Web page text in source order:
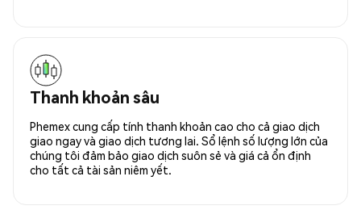
Thanh khoản sâu
Phemex cung cấp tính thanh khoản cao cho cả giao dịch
giao ngay và giao dịch tương lai. Sổ lệnh số lượng lớn của
chúng tôi đảm bảo giao dịch suôn sẻ và giá cả ổn định
cho tất cả tài sản niêm yết.